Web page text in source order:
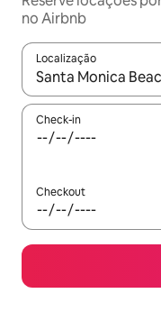
no Airbnb
Localização
Quando os
Check-in
Checkout